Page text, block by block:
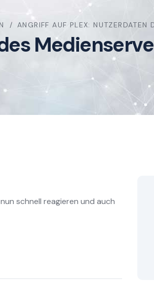
ANGRIFF AUF PLEX: NUTZERDATEN
schnell reagieren und auch